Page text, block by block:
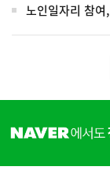
노인일자리 참
단